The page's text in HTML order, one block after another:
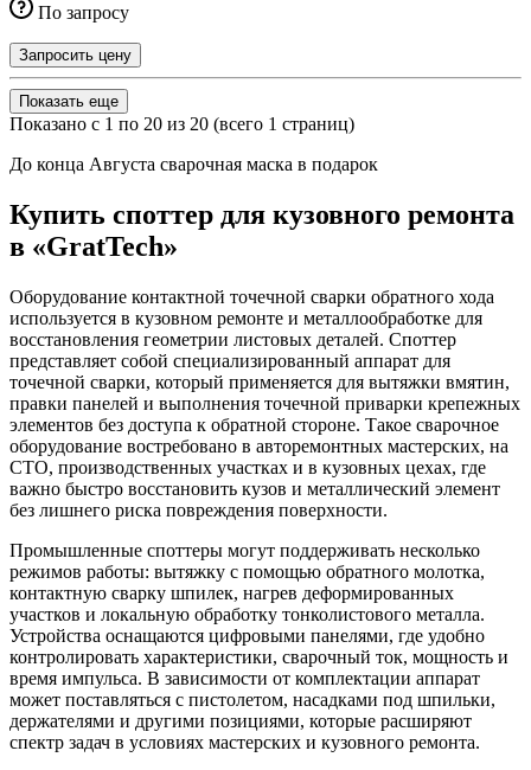
По запросу
Запросить цену
Показать еще
Показано с 1 по 20 из 20 (всего 1 страниц)
До конца Августа сварочная маска в подарок
Купить споттер для кузовного ремонта
в «GratTech»
Оборудование контактной точечной сварки обратного хода
используется в кузовном ремонте и металлообработке для
восстановления геометрии листовых деталей. Споттер
представляет собой специализированный аппарат для
точечной сварки, который применяется для вытяжки вмятин,
правки панелей и выполнения точечной приварки крепежных
элементов без доступа к обратной стороне. Такое сварочное
оборудование востребовано в авторемонтных мастерских, на
СТО, производственных участках и в кузовных цехах, где
важно быстро восстановить кузов и металлический элемент
без лишнего риска повреждения поверхности.
Промышленные споттеры могут поддерживать несколько
режимов работы: вытяжку с помощью обратного молотка,
контактную сварку шпилек, нагрев деформированных
участков и локальную обработку тонколистового металла.
Устройства оснащаются цифровыми панелями, где удобно
контролировать характеристики, сварочный ток, мощность и
время импульса. В зависимости от комплектации аппарат
может поставляться с пистолетом, насадками под шпильки,
держателями и другими позициями, которые расширяют
спектр задач в условиях мастерских и кузовного ремонта.